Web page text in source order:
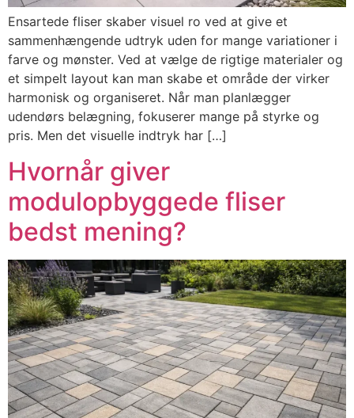
Ensartede fliser skaber visuel ro ved at give et
sammenhængende udtryk uden for mange variationer i
farve og mønster. Ved at vælge de rigtige materialer og
et simpelt layout kan man skabe et område der virker
harmonisk og organiseret. Når man planlægger
udendørs belægning, fokuserer mange på styrke og
pris. Men det visuelle indtryk har […]
Hvornår giver
modulopbyggede fliser
bedst mening?